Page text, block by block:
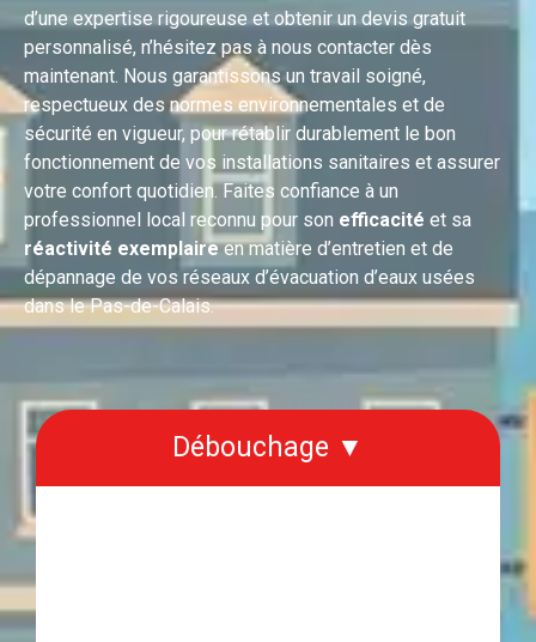
d’une expertise rigoureuse et obtenir un devis gratuit
personnalisé, n’hésitez pas à nous contacter dès
maintenant. Nous garantissons un travail soigné,
respectueux des normes environnementales et de
sécurité en vigueur, pour rétablir durablement le bon
fonctionnement de vos installations sanitaires et assurer
votre confort quotidien. Faites confiance à un
professionnel local reconnu pour son efficacité et sa
réactivité exemplaireen matière d’entretien et de
dépannage de vos réseaux d’évacuation d’eaux usées
dans le Pas-de-Calais.
Débouchage ▼